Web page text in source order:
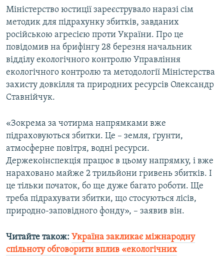
КТАТ
ДОЛУЧАЙСЯ!
Усі сайти RFE/RL
Міністерство юстиції зареєструвало наразі сім
методик для підрахунку збитків, завданих
російською агресією проти України. Про це
повідомив на брифінгу 28 березня начальник
відділу екологічного контролю Управління
екологічного контролю та методології Міністерства
захисту довкілля та природних ресурсів Олександр
Ставнійчук.
«Зокрема за чотирма напрямками вже
підраховуються збитки. Це – земля, ґрунти,
атмосферне повітря, водні ресурси.
Держекоінспекція працює в цьому напрямку, і вже
нараховано майже 2 трильйони гривень збитків. І
це тільки початок, бо ще дуже багато роботи. Ще
треба підрахувати збитки, що стосуються лісів,
природно-заповідного фонду», – заявив він.
Читайте також: Україна закликає міжнародну
спільноту обговорити вплив «екологічних